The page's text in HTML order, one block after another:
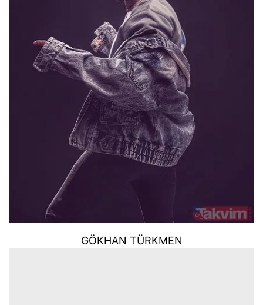
GÖKHAN TÜRKMEN